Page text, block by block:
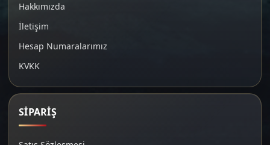
Hakkımızda
İletişim
Hesap Numaralarımız
KVKK
SİPARİŞ